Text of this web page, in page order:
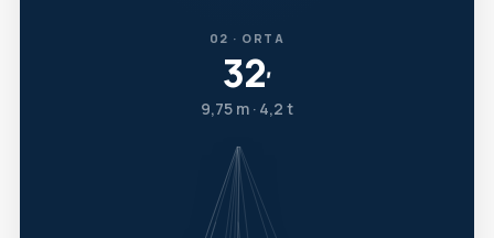
02 · ORTA
32′
9,75 m · 4,2 t